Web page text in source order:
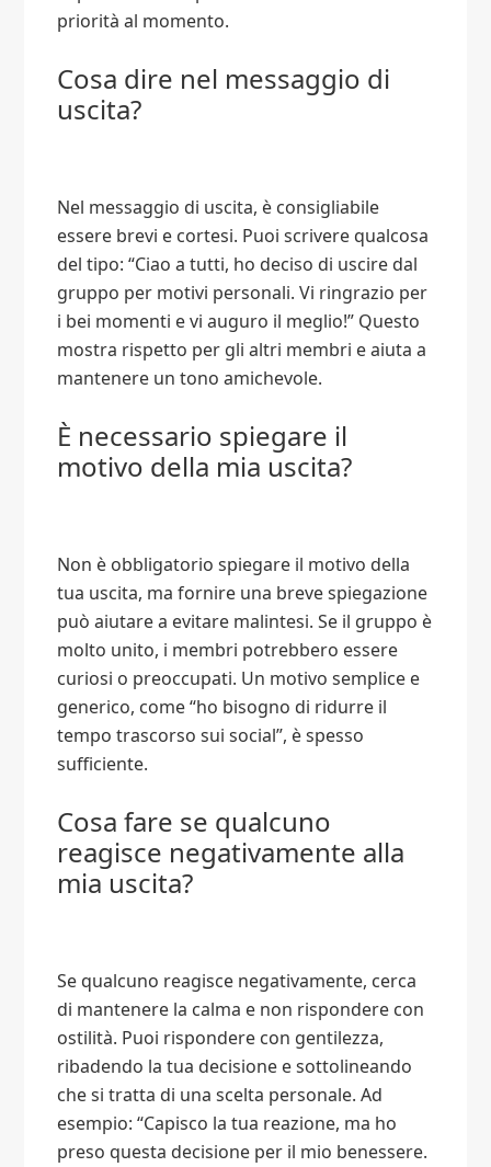
priorità al momento.
Cosa dire nel messaggio di
uscita?
Nel messaggio di uscita, è consigliabile
essere brevi e cortesi. Puoi scrivere qualcosa
del tipo: “Ciao a tutti, ho deciso di uscire dal
gruppo per motivi personali. Vi ringrazio per
i bei momenti e vi auguro il meglio!” Questo
mostra rispetto per gli altri membri e aiuta a
mantenere un tono amichevole.
È necessario spiegare il
motivo della mia uscita?
Non è obbligatorio spiegare il motivo della
tua uscita, ma fornire una breve spiegazione
può aiutare a evitare malintesi. Se il gruppo è
molto unito, i membri potrebbero essere
curiosi o preoccupati. Un motivo semplice e
generico, come “ho bisogno di ridurre il
tempo trascorso sui social”, è spesso
sufficiente.
Cosa fare se qualcuno
reagisce negativamente alla
mia uscita?
Se qualcuno reagisce negativamente, cerca
di mantenere la calma e non rispondere con
ostilità. Puoi rispondere con gentilezza,
ribadendo la tua decisione e sottolineando
che si tratta di una scelta personale. Ad
esempio: “Capisco la tua reazione, ma ho
preso questa decisione per il mio benessere.